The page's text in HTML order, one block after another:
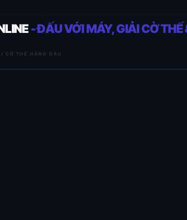
- ĐẤU VỚI MÁY, GIẢI CỜ THẾ
CỜ THẾ HÀNG ĐẦU